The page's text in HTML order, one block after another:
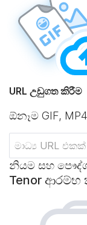
URL උඩුගත කිරීම
ඕනෑම GIF,
නියම සහ
Tenor ආරම්භ